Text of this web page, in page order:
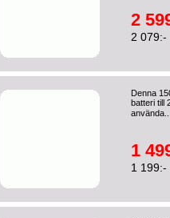
2
2 079:-
Denna
batteri till
1
1 199:-